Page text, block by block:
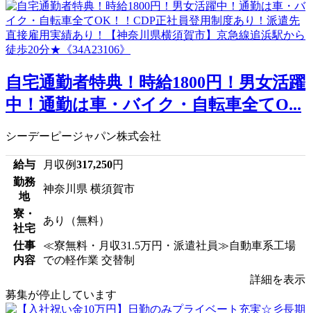
自宅通勤者特典！時給1800円！男女活躍
中！通勤は車・バイク・自転車全てO...
シーデーピージャパン株式会社
給与 月収例317,250円
勤務
地
神奈川県 横須賀市
寮・
社宅
あり（無料）
仕事
内容
≪寮無料・月収31.5万円・派遣社員≫自動車系工場
での軽作業 交替制
詳細を表示
募集が停止しています